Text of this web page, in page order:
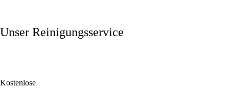
Unser Reinigungsservice
Kostenlose